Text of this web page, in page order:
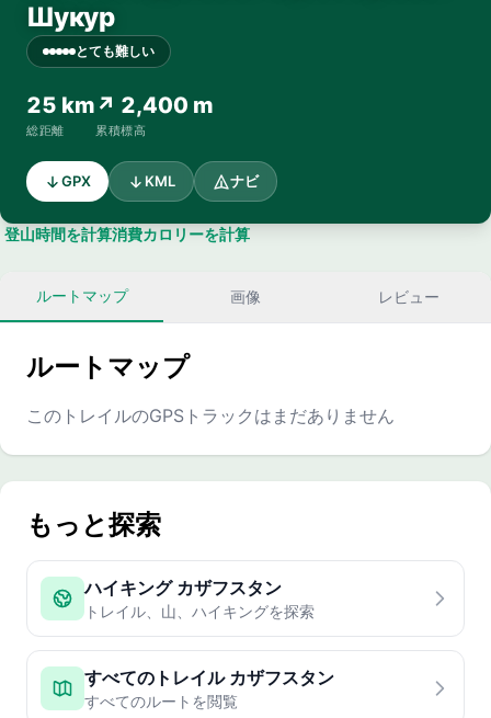
Шукур
とても難しい
25 km
総距離
↗ 2,400 m
累積標高
GPX KML ナビ
登山時間を計算消費カロリーを計算
ルートマップ 画像 レビュー
ルートマップ
このトレイルのGPSトラックはまだありません
もっと探索
ハイキング カザフスタン
トレイル、山、ハイキングを探索
すべてのトレイル カザフスタン
すべてのルートを閲覧